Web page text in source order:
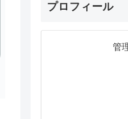
プロフィール
管